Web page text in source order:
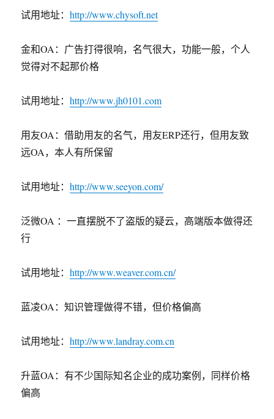
试用地址：http://www.chysoft.net
金和OA：广告打得很响，名气很大，功能一般，个人
觉得对不起那价格
试用地址：http://www.jh0101.com
用友OA：借助用友的名气，用友ERP还行，但用友致
远OA，本人有所保留
试用地址：http://www.seeyon.com/
泛微OA ：一直摆脱不了盗版的疑云，高端版本做得还
行
试用地址：http://www.weaver.com.cn/
蓝凌OA：知识管理做得不错，但价格偏高
试用地址：http://www.landray.com.cn
升蓝OA：有不少国际知名企业的成功案例，同样价格
偏高